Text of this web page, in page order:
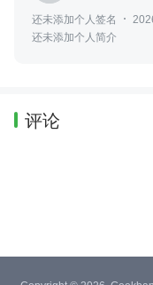
还未添加个人签名
还未添加个人简介
评论